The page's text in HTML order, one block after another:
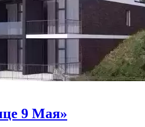
9 Мая»